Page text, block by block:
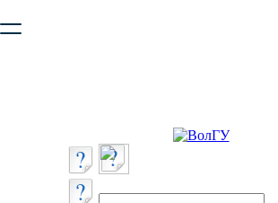
безопасную работу с сайтом. Пожалуйста